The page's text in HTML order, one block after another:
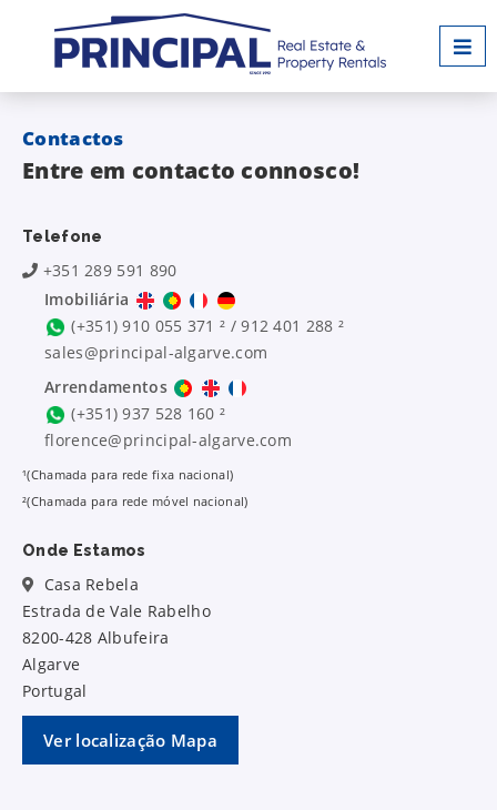
Contactos
Entre em contacto connosco!
Telefone
+351 289 591 890
Imobiliária
(+351) 910 055 371 ² / 912 401 288 ²
sales@principal-algarve.com
Arrendamentos
(+351) 937 528 160 ²
florence@principal-algarve.com
¹(Chamada para rede fixa nacional)
²(Chamada para rede móvel nacional)
Onde Estamos
Casa Rebela
Estrada de Vale Rabelho
8200-428 Albufeira
Algarve
Portugal
Ver localização Mapa